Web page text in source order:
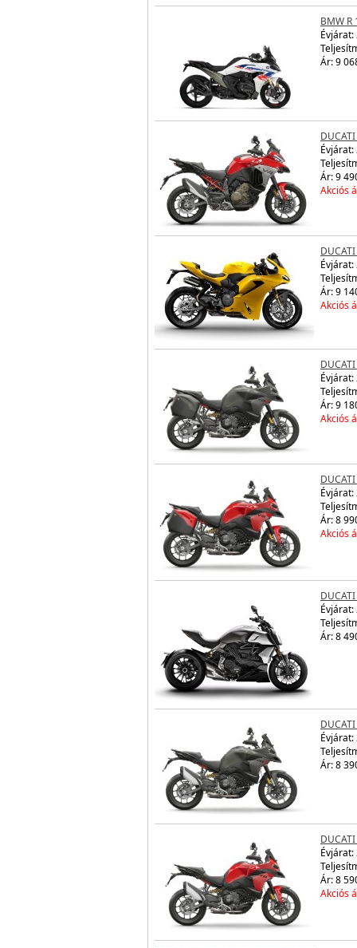
BMW R
Évjárat:
Ár: 9
Évjárat:
Ár: 9
Akciós
Évjárat:
Ár: 9
Akciós
Évjárat:
Ár: 9
Akciós
Évjárat:
Ár: 8
Akciós
Évjárat:
Ár: 8
Évjárat:
Ár: 8
Évjárat:
Ár: 8
Akciós